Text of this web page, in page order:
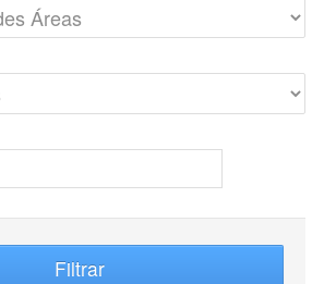
Filtrar